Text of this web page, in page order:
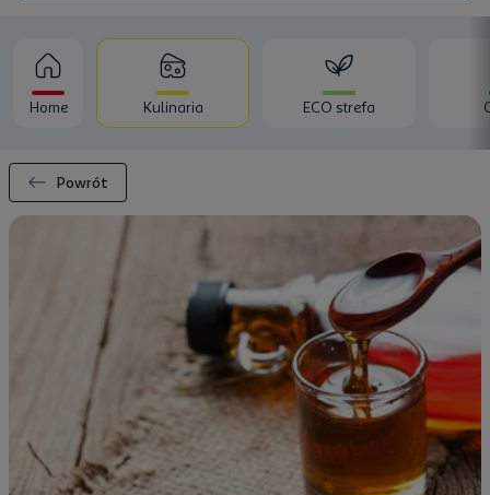
Home Kulinaria ECO strefa
Powrót